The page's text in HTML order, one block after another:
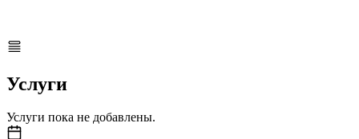
Услуги
Услуги пока не добавлены.